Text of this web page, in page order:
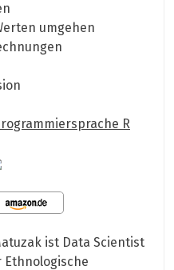
umgehen
R
ist Data Scientist